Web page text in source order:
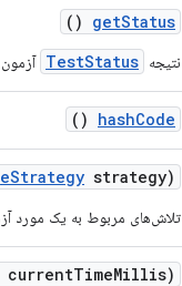
getStatus
()
نتیجه TestStatus
hashCode
()
Strategy strategy)
تلاش‌های مربوط به یک مورد
currentTimeMillis)